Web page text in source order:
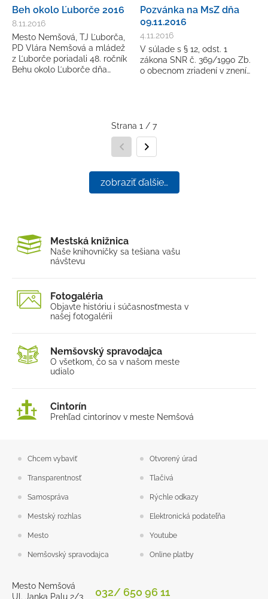
Beh okolo Ľuborče 2016
8.11.2016
Mesto Nemšová, TJ Ľuborča,
PD Vlára Nemšová a mládež
z Ľuborče poriadali 48. ročník
Behu okolo Ľuborče dňa…
Pozvánka na MsZ dňa
09.11.2016
4.11.2016
V súlade s § 12, odst. 1
zákona SNR č. 369/1990 Zb.
o obecnom zriadení v znení…
Strana 1 / 7
zobraziť ďalšie…
Mestská knižnica
Naše knihovníčky sa tešiana vašu
návštevu
Fotogaléria
Objavte históriu i súčasnosťmesta v
našej fotogalérii
Nemšovský spravodajca
O všetkom, čo sa v našom meste
udialo
Cintorín
Prehľad cintorínov v meste Nemšová
Chcem vybaviť Otvorený úrad
Transparentnosť Tlačivá
Samospráva Rýchle odkazy
Mestský rozhlas Elektronická podateľňa
Mesto Youtube
Nemšovský spravodajca Online platby
Mesto Nemšová
Ul. Janka Palu 2/3
032/ 650 96 11